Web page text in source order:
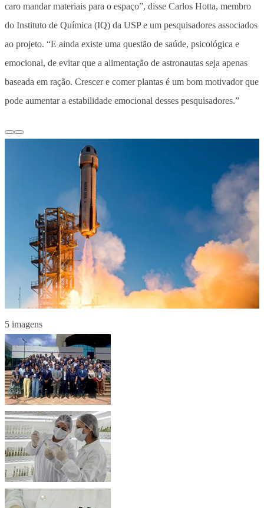
caro mandar materiais para o espaço”, disse Carlos Hotta, membro
do Instituto de Química (IQ) da USP e um pesquisadores associados
ao projeto. “E ainda existe uma questão de saúde, psicológica e
emocional, de evitar que a alimentação de astronautas seja apenas
baseada em ração. Crescer e comer plantas é um bom motivador que
pode aumentar a estabilidade emocional desses pesquisadores.”
5 imagens